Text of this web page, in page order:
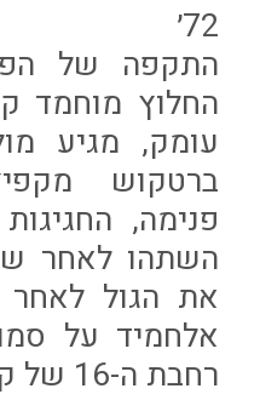
72׳
התקפה של
החלוץ מוחמד
עומק, מגיע
ברטקוש
פנימה,
את הגול
אלחמיד על
רחבת ה-16 של קריית שמונה.